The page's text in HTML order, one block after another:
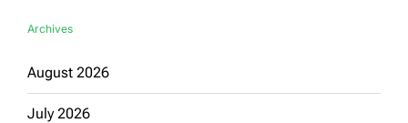
Archives
August 2026
July 2026